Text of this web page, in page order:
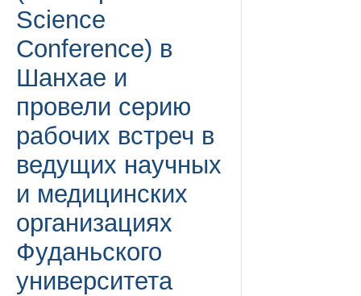
Science
Conference) в
Шанхае и
провели серию
рабочих встреч в
ведущих научных
и медицинских
организациях
Фуданьского
университета